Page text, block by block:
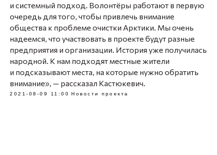
и системный подход. Волонтёры работают в первую
очередь для того, чтобы привлечь внимание
общества к проблеме очистки Арктики. Мы очень
надеемся, что участвовать в проекте будут разные
предприятия и организации. История уже получилась
народной. К нам подходят местные жители
и подсказывают места, на которые нужно обратить
внимание», — рассказал Кастюкевич.
2021-08-09 11:00 Новости проекта